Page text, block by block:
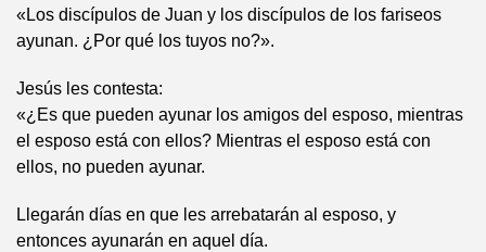
«Los discípulos de Juan y los discípulos de los fariseos
ayunan. ¿Por qué los tuyos no?».
Jesús les contesta:
«¿Es que pueden ayunar los amigos del esposo, mientras
el esposo está con ellos? Mientras el esposo está con
ellos, no pueden ayunar.
Llegarán días en que les arrebatarán al esposo, y
entonces ayunarán en aquel día.